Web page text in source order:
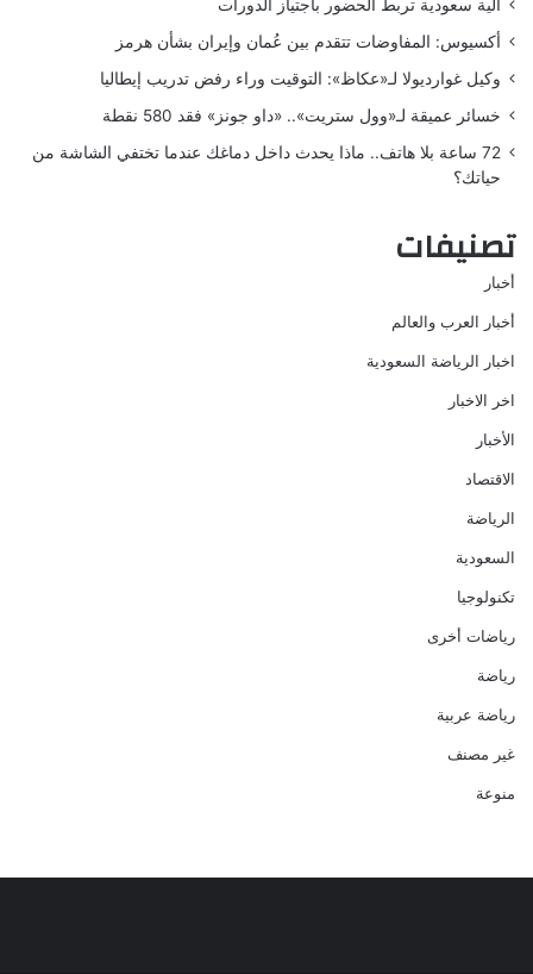
آلية سعودية تربط الحضور باجتياز الدورات
أكسيوس: المفاوضات تتقدم بين عُمان وإيران بشأن هرمز
وكيل غوارديولا لـ«عكاظ»: التوقيت وراء رفض تدريب إيطاليا
خسائر عميقة لـ«وول ستريت».. «داو جونز» فقد 580 نقطة
72 ساعة بلا هاتف.. ماذا يحدث داخل دماغك عندما تختفي الشاشة من
حياتك؟
تصنيفات
أخبار
أخبار العرب والعالم
اخبار الرياضة السعودية
اخر الاخبار
الأخبار
الاقتصاد
الرياضة
السعودية
تكنولوجيا
رياضات أخرى
رياضة
رياضة عربية
غير مصنف
منوعة